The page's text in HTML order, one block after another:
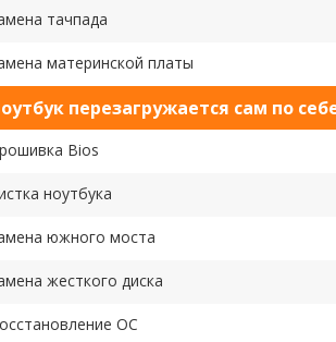
тачпада
материнской платы
перезагружается сам по
Bios
ноутбука
южного моста
жесткого диска
ОС